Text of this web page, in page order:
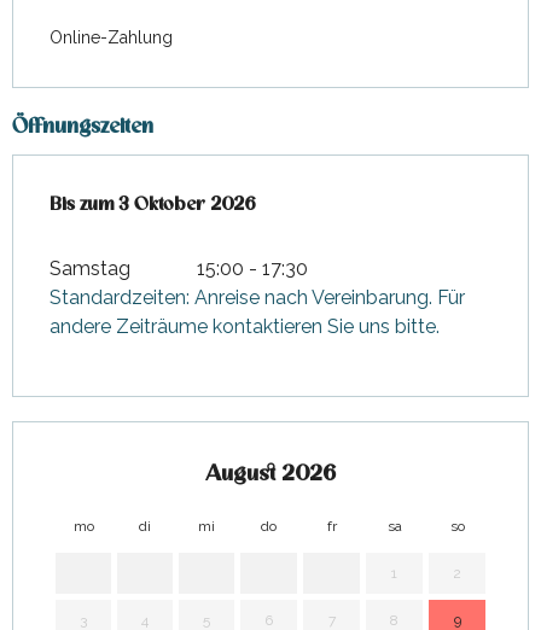
Online-Zahlung
Öffnungszeiten
vom21 März 2026 bis zum
Bis zum3 Oktober 2026
Samstag
15:00 - 17:30
Standardzeiten: Anreise nach Vereinbarung. Für
andere Zeiträume kontaktieren Sie uns bitte.
August 2026
mo di mi do fr sa so
1 2
3 4 5 6 7 8 9